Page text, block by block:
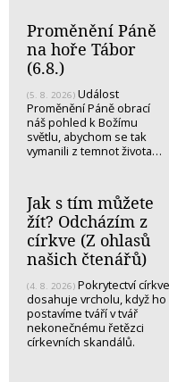
Proměnění Páně
na hoře Tábor
(6.8.)
(5. 8. 2026) Událost
Proměnění Páně obrací
náš pohled k Božímu
světlu, abychom se tak
vymanili z temnot života…
Jak s tím můžete
žít? Odcházím z
církve (Z ohlasů
našich čtenářů)
(4. 8. 2026) Pokrytectví církve
dosahuje vrcholu, když ho
postavíme tváří v tvář
nekonečnému řetězci
církevních skandálů.